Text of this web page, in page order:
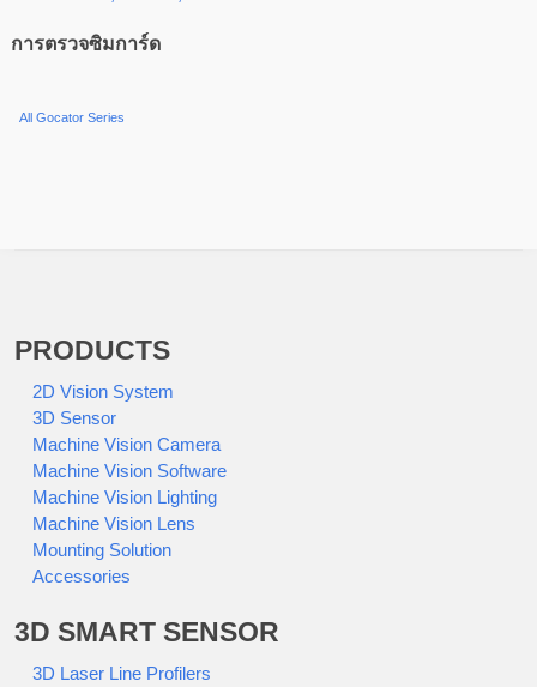
การตรวจซิมการ์ด
All Gocator Series
PRODUCTS
2D Vision System
3D Sensor
Machine Vision Camera
Machine Vision Software
Machine Vision Lighting
Machine Vision Lens
Mounting Solution
Accessories
3D SMART SENSOR
3D Laser Line Profilers